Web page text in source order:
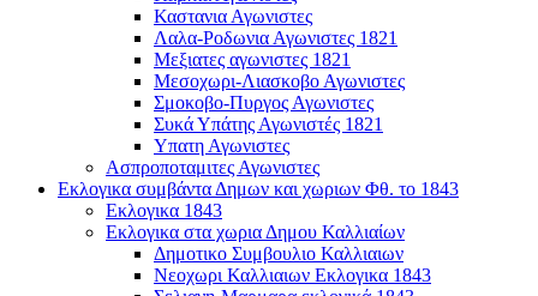
Καστανια Αγωνιστες
Λαλα-Ροδωνια Αγωνιστες 1821
Μεξιατες αγωνιστες 1821
Μεσοχωρι-Λιασκοβο Αγωνιστες
Σμοκοβο-Πυργος Αγωνιστες
Συκά Υπάτης Αγωνιστές 1821
Υπατη Αγωνιστες
Ασπροποταμιτες Αγωνιστες
Εκλογικα συμβάντα Δημων και χωριων Φθ. το 1843
Εκλογικα 1843
Εκλογικα στα χωρια Δημου Καλλιαίων
Δημοτικο Συμβουλιο Καλλιαιων
Νεοχωρι Καλλιαιων Εκλογικα 1843